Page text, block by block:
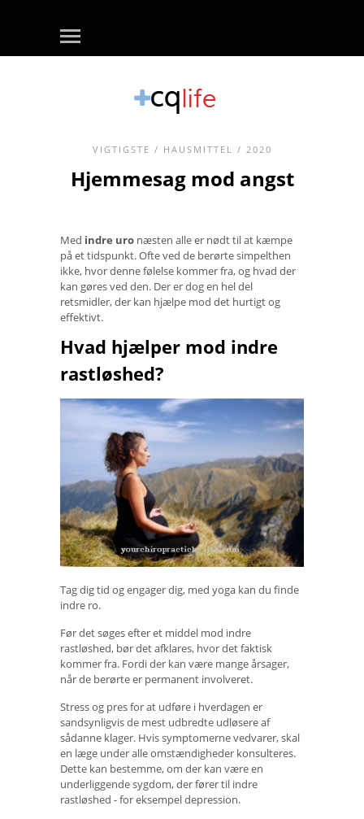
VIGTIGSTE / HAUSMITTEL / 2020
Hjemmesag mod angst
Med indre uro næsten alle er nødt til at kæmpe
på et tidspunkt. Ofte ved de berørte simpelthen
ikke, hvor denne følelse kommer fra, og hvad der
kan gøres ved den. Der er dog en hel del
retsmidler, der kan hjælpe mod det hurtigt og
effektivt.
Hvad hjælper mod indre
rastløshed?
Tag dig tid og engager dig, med yoga kan du finde
indre ro.
Før det søges efter et middel mod indre
rastløshed, bør det afklares, hvor det faktisk
kommer fra. Fordi der kan være mange årsager,
når de berørte er permanent involveret.
Stress og pres for at udføre i hverdagen er
sandsynligvis de mest udbredte udløsere af
sådanne klager. Hvis symptomerne vedvarer, skal
en læge under alle omstændigheder konsulteres.
Dette kan bestemme, om der kan være en
underliggende sygdom, der fører til indre
rastløshed - for eksempel depression.